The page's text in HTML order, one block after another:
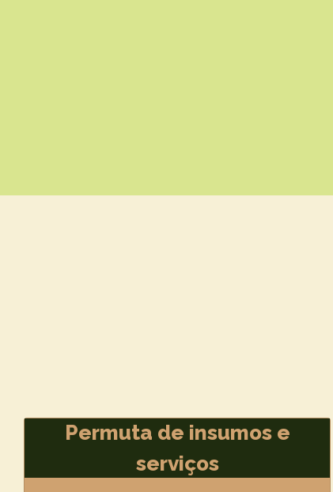
Permuta de insumos e
serviços